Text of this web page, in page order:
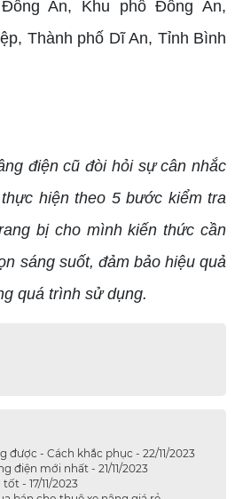
An, Khu phố Đông An,
Thành phố Dĩ An, Tỉnh Bình
điện cũ đòi hỏi sự cân nhắc
hiện theo 5 bước kiểm tra
bị cho mình kiến thức cần
sáng suốt, đảm bảo hiệu quả
quá trình sử dụng.
được - Cách khắc phục - 22/11/2023
điện mới nhất - 21/11/2023
- 17/11/2023